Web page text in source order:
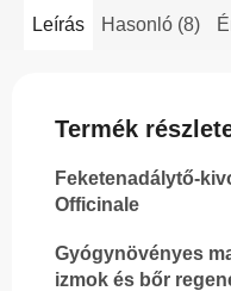
Leírás Hasonló (8)
Termék
Feketenadálytő-
Officinale
Gyógynövényes
izmok és bőr